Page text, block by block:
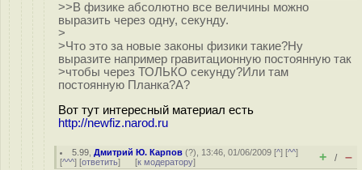
>>В физике абсолютно все величины можно
выразить через одну, секунду.
>
>Что это за новые законы физики такие?Ну
выразите например гравитационную постоянную так
>чтобы через ТОЛЬКО секунду?Или там
постоянную Планка?А?
Вот тут интересный материал есть
http://newfiz.narod.ru
5.99 ,Дмитрий Ю. Карпов (?), 13:46, 01/06/2009 [^] [^^]
[^^^] [ответить] [к модератору] + / –